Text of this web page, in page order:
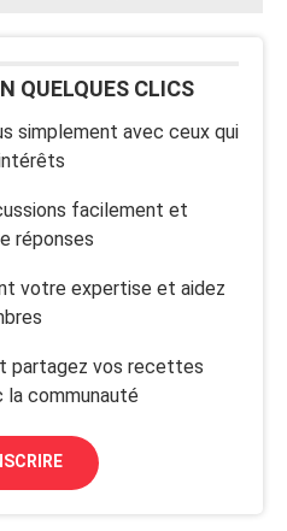
QUELQUES CLICS
simplement avec ceux qui
facilement et
réponses
votre expertise et aidez
partagez vos recettes
communauté